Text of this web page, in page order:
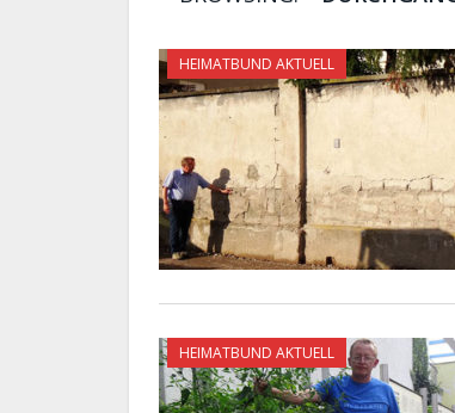
HEIMATBUND AKTUELL
HEIMATBUND AKTUELL